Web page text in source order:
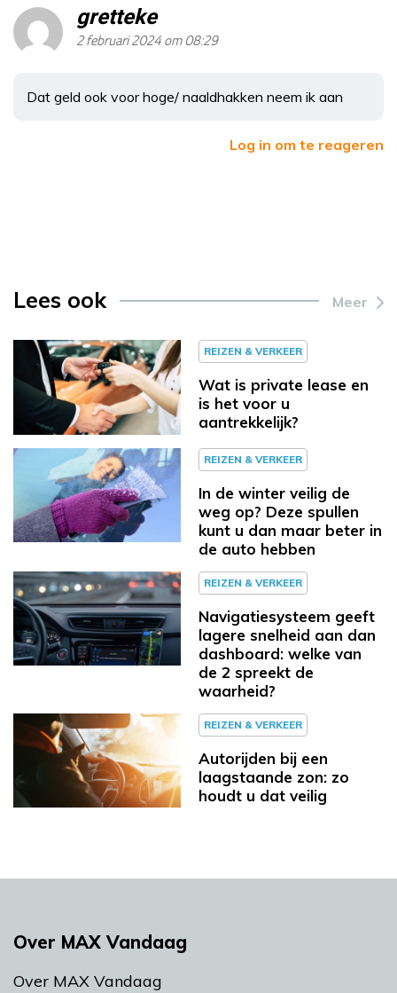
gretteke
2 februari 2024 om 08:29
Dat geld ook voor hoge/ naaldhakken neem ik aan
Log in om te reageren
Lees ook Meer
REIZEN & VERKEER
Wat is private lease en
is het voor u
aantrekkelijk?
REIZEN & VERKEER
In de winter veilig de
weg op? Deze spullen
kunt u dan maar beter in
de auto hebben
REIZEN & VERKEER
Navigatiesysteem geeft
lagere snelheid aan dan
dashboard: welke van
de 2 spreekt de
waarheid?
REIZEN & VERKEER
Autorijden bij een
laagstaande zon: zo
houdt u dat veilig
Over MAX Vandaag
Over MAX Vandaag